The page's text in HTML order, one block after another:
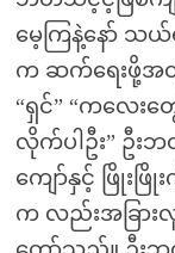
မေ့ကြနဲ့နော် သ
က ဆက်ရေးဖို့အတွ
“ရှင်” “ကလေးတွ
လိုက်ပါဦး” ဦး
ကျော်နှင့် ဖြိုး
က လည်းအခြား